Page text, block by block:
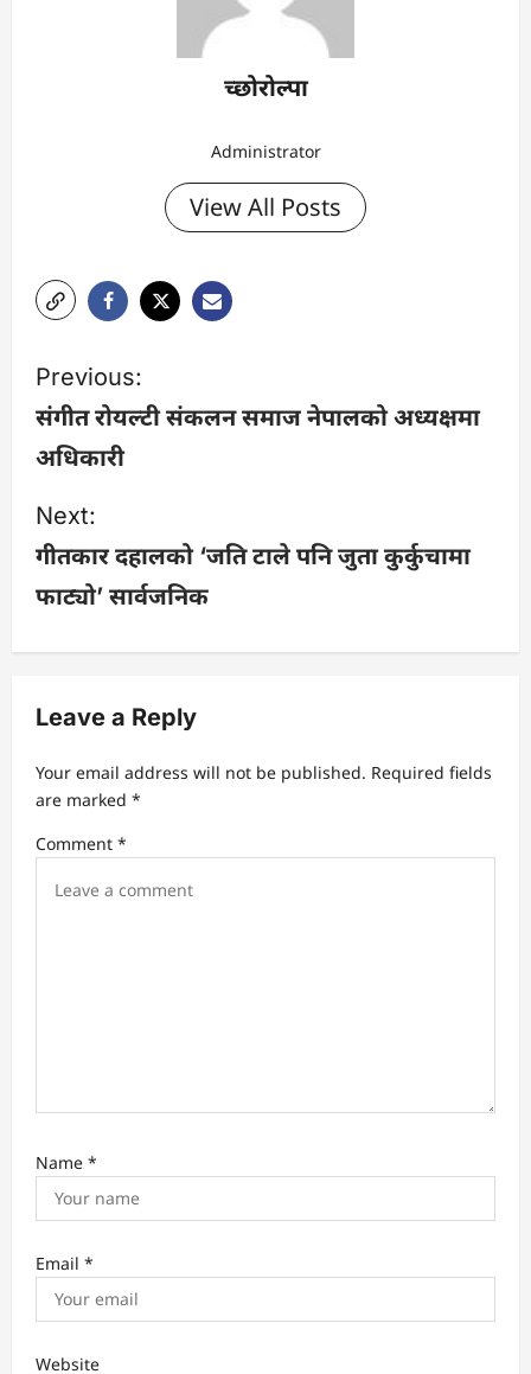
च्छोरोल्पा
Administrator
View All Posts
P
o
s
t
n
i
g
a
Previous:
संगीत रोयल्टी संकलन समाज नेपालको अध्यक्षमा
अधिकारी
Next:
गीतकार दहालको ‘जति टाले पनि जुता कुर्कुचामा
फाट्यो’ सार्वजनिक
Leave a Reply
Your email address will not be published. Required fields
are marked *
Comment *
Name *
Email *
Website